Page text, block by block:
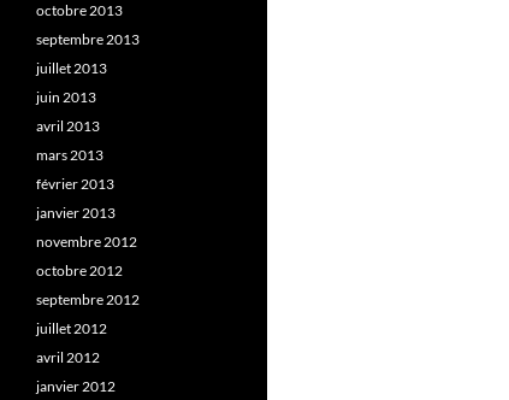
octobre 2013
septembre 2013
juillet 2013
juin 2013
avril 2013
mars 2013
février 2013
janvier 2013
novembre 2012
octobre 2012
septembre 2012
juillet 2012
avril 2012
janvier 2012